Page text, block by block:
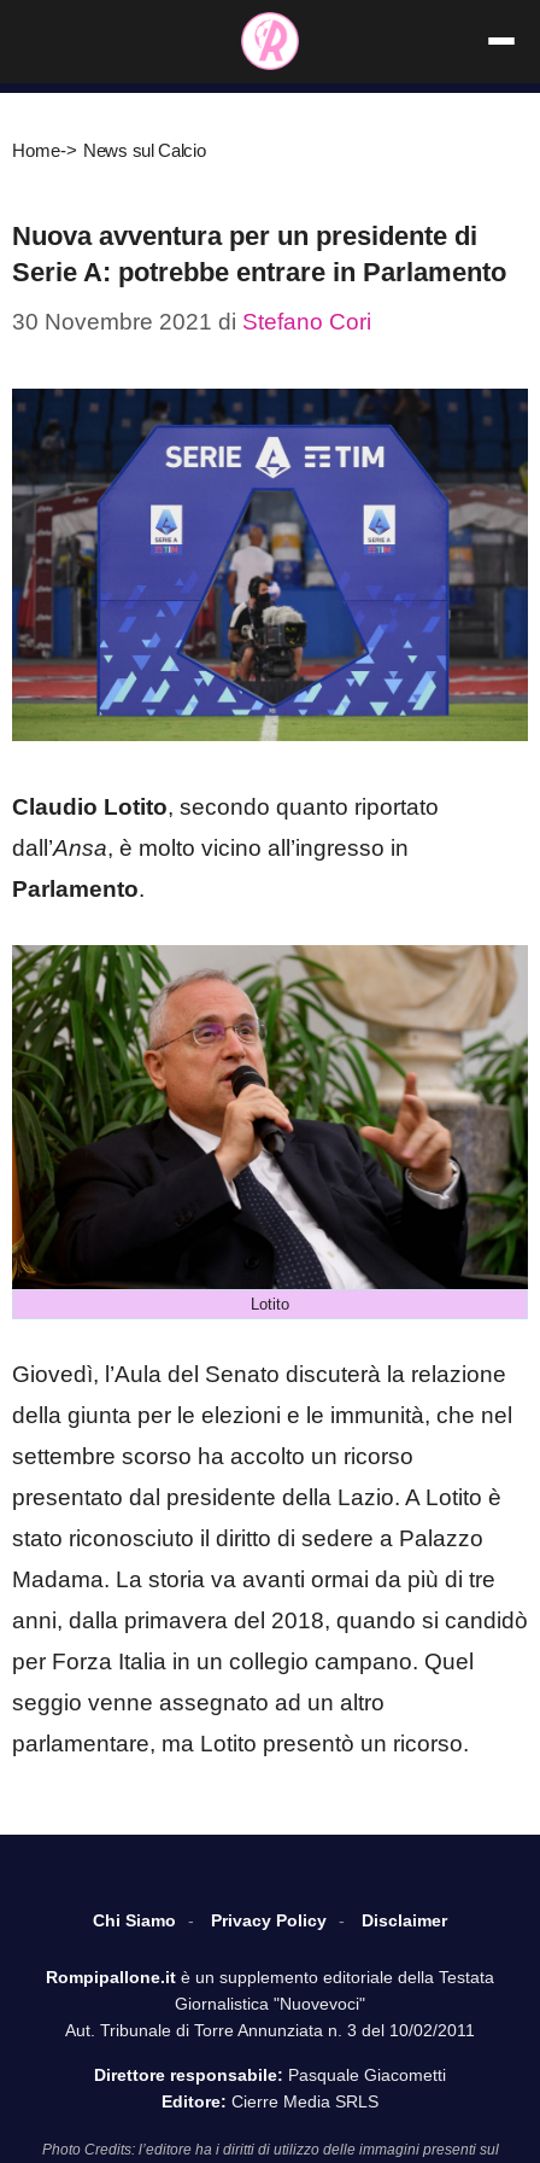
contenuto
Home-> News sul Calcio
Nuova avventura per un presidente di
Serie A: potrebbe entrare in Parlamento
30 Novembre 2021 di Stefano Cori
Claudio Lotito, secondo quanto riportato
dall’Ansa, è molto vicino all’ingresso in
Parlamento.
Lotito
Giovedì, l’Aula del Senato discuterà la relazione
della giunta per le elezioni e le immunità, che nel
settembre scorso ha accolto un ricorso
presentato dal presidente della Lazio. A Lotito è
stato riconosciuto il diritto di sedere a Palazzo
Madama. La storia va avanti ormai da più di tre
anni, dalla primavera del 2018, quando si candidò
per Forza Italia in un collegio campano. Quel
seggio venne assegnato ad un altro
parlamentare, ma Lotito presentò un ricorso.
Chi Siamo Privacy Policy Disclaimer
Rompipallone.it è un supplemento editoriale della Testata
Giornalistica "Nuovevoci"
Aut. Tribunale di Torre Annunziata n. 3 del 10/02/2011
Direttore responsabile: Pasquale Giacometti
Editore: Cierre Media SRLS
Photo Credits: l’editore ha i diritti di utilizzo delle immagini presenti sul